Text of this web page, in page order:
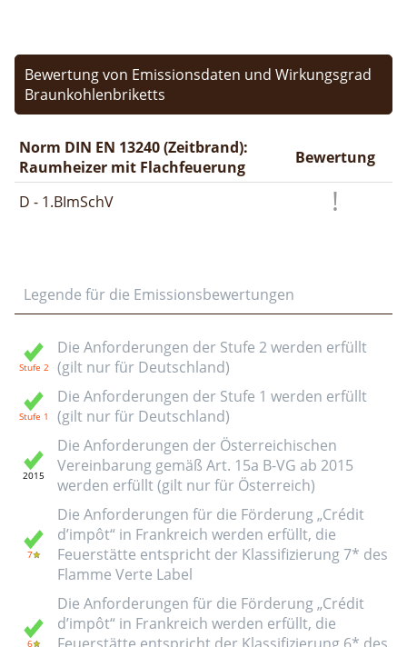
Bewertung von Emissionsdaten und Wirkungsgrad
Braunkohlenbriketts
Norm DIN EN 13240 (Zeitbrand):
Raumheizer mit Flachfeuerung
Bewertung
D - 1.BImSchV
Legende für die Emissionsbewertungen
Die Anforderungen der Stufe 2 werden erfüllt
(gilt nur für Deutschland)
Die Anforderungen der Stufe 1 werden erfüllt
(gilt nur für Deutschland)
Die Anforderungen der Österreichischen
Vereinbarung gemäß Art. 15a B-VG ab 2015
werden erfüllt (gilt nur für Österreich)
Die Anforderungen für die Förderung „Crédit
d’impôt“ in Frankreich werden erfüllt, die
Feuerstätte entspricht der Klassifizierung 7* des
Flamme Verte Label
Die Anforderungen für die Förderung „Crédit
d’impôt“ in Frankreich werden erfüllt, die